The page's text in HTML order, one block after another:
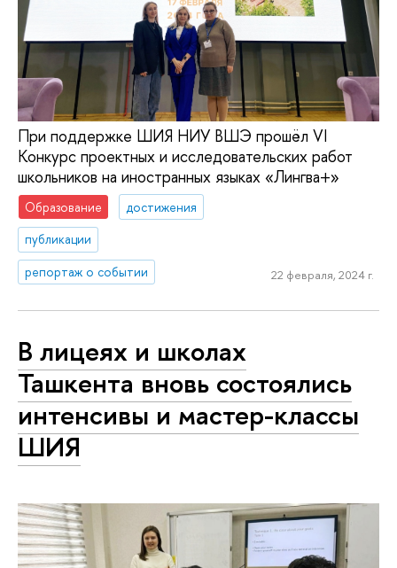
При поддержке ШИЯ НИУ ВШЭ прошёл VI
Конкурс проектных и исследовательских работ
школьников на иностранных языках «Лингва+»
Образование
достижения
публикации
репортаж о событии
22 февраля, 2024 г.
В лицеях и школах
Ташкента вновь состоялись
интенсивы и мастер-классы
ШИЯ